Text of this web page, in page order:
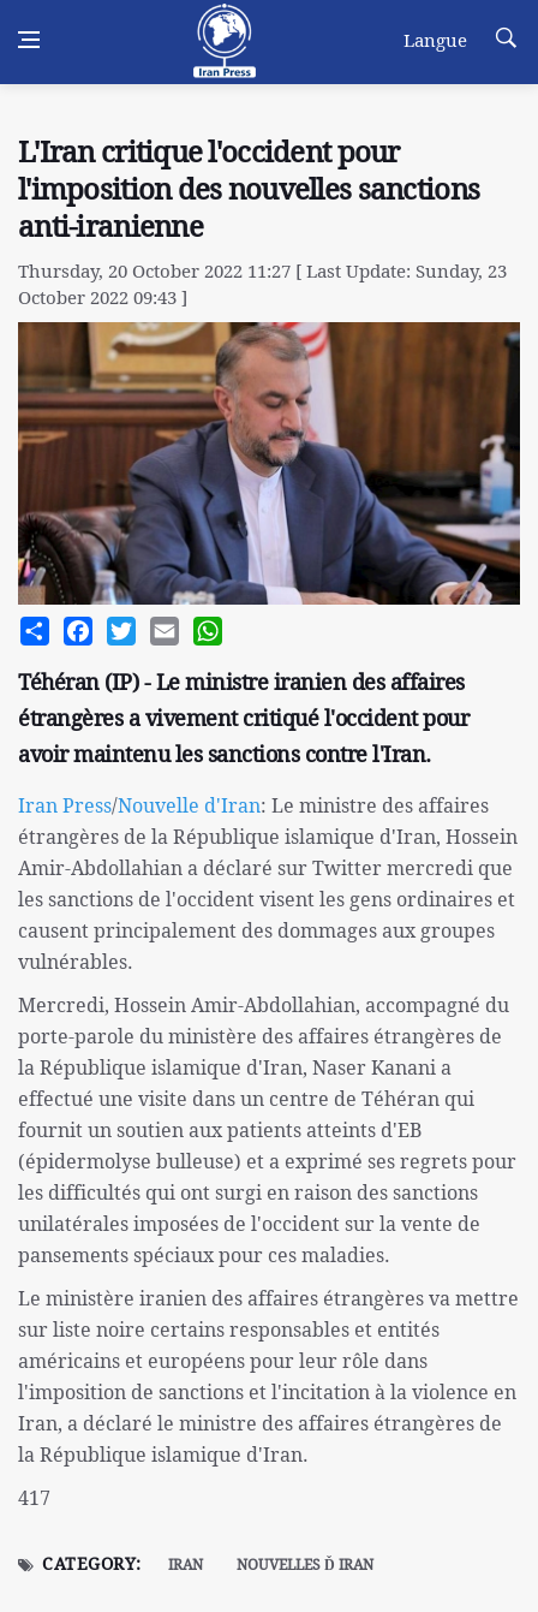
Langue
L'Iran critique l'occident pour
l'imposition des nouvelles sanctions
anti-iranienne
Thursday, 20 October 2022 11:27 [ Last Update: Sunday, 23
October 2022 09:43 ]
Share FacebookTwitterEmail
Téhéran (IP) - Le ministre iranien des affaires
étrangères a vivement critiqué l'occident pour
avoir maintenu les sanctions contre l'Iran.
Iran Press/Nouvelle d'Iran: Le ministre des affaires
étrangères de la République islamique d'Iran, Hossein
Amir-Abdollahian a déclaré sur Twitter mercredi que
les sanctions de l'occident visent les gens ordinaires et
causent principalement des dommages aux groupes
vulnérables.
Mercredi, Hossein Amir-Abdollahian, accompagné du
porte-parole du ministère des affaires étrangères de
la République islamique d'Iran, Naser Kanani a
effectué une visite dans un centre de Téhéran qui
fournit un soutien aux patients atteints d'EB
(épidermolyse bulleuse) et a exprimé ses regrets pour
les difficultés qui ont surgi en raison des sanctions
unilatérales imposées de l'occident sur la vente de
pansements spéciaux pour ces maladies.
Le ministère iranien des affaires étrangères va mettre
sur liste noire certains responsables et entités
américains et européens pour leur rôle dans
l'imposition de sanctions et l'incitation à la violence en
Iran, a déclaré le ministre des affaires étrangères de
la République islamique d'Iran.
417
CATEGORY: IRAN NOUVELLES Ď IRAN